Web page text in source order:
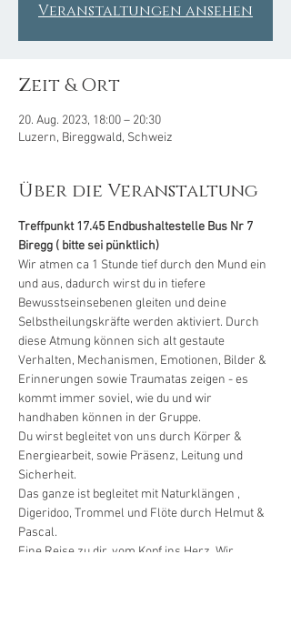
Veranstaltungen ansehen
Zeit & Ort
20. Aug. 2023, 18:00 – 20:30
Luzern, Bireggwald, Schweiz
Über die Veranstaltung
Treffpunkt 17.45 Endbushaltestelle Bus Nr 7
Biregg ( bitte sei pünktlich)
Wir atmen ca 1 Stunde tief durch den Mund ein
und aus, dadurch wirst du in tiefere
Bewusstseinsebenen gleiten und deine
Selbstheilungskräfte werden aktiviert. Durch
diese Atmung können sich alt gestaute
Verhalten, Mechanismen, Emotionen, Bilder &
Erinnerungen sowie Traumatas zeigen - es
kommt immer soviel, wie du und wir
handhaben können in der Gruppe.
Du wirst begleitet von uns durch Körper &
Energiearbeit, sowie Präsenz, Leitung und
Sicherheit.
Das ganze ist begleitet mit Naturklängen ,
Digeridoo, Trommel und Flöte durch Helmut &
Pascal.
Eine Reise zu dir, vom Kopf ins Herz. Wir